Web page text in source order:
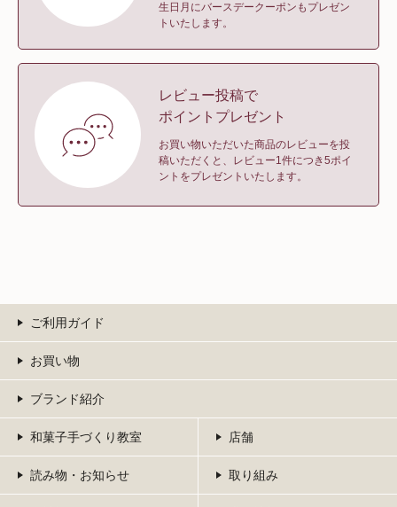
生日月にバースデークーポンもプレゼン
トいたします。
レビュー投稿で
ポイントプレゼント
お買い物いただいた商品のレビューを投
稿いただくと、レビュー1件につき5ポイ
ントをプレゼントいたします。
ご利用ガイド
お買い物
ブランド紹介
和菓子手づくり教室 店舗
読み物・お知らせ 取り組み